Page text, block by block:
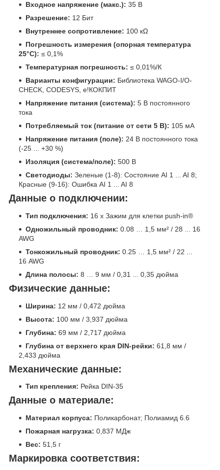
Входное напряжение (макс.): 35 В
Разрешение: 12 Бит
Внутреннее сопротивление: 100 кΩ
Погрешность измерения (опорная температура
25°C): ≤ 0,1%
Температурная погрешность: ≤ 0,01%/К
Варианты конфигурации: Библиотека WAGO-I/O-
CHECK, CODESYS, e!КОКПИТ
Напряжение питания (система): 5 В постоянного
тока
Потребляемый ток (питание от сети 5 В): 105 мА
Напряжение питания (поле): 24 В постоянного тока
(-25 ... +30 %)
Изоляция (система/поле): 500 В
Светодиоды: Зеленые (1-8): Состояние AI 1 ... AI 8;
Красные (9-16): Ошибка AI 1 ... AI 8
Данные о подключении:
Тип подключения: 16 x Зажим для клетки push-in®
Одножильный проводник: 0.08 … 1,5 мм² / 28 ... 16
AWG
Тонкожильный проводник: 0.25 … 1,5 мм² / 22 ...
16 AWG
Длина полосы: 8 … 9 мм / 0,31 ... 0,35 дюйма
Физические данные:
Ширина: 12 мм / 0,472 дюйма
Высота: 100 мм / 3,937 дюйма
Глубина: 69 мм / 2,717 дюйма
Глубина от верхнего края DIN-рейки: 61,8 мм /
2,433 дюйма
Механические данные:
Тип крепления: Рейка DIN-35
Данные о материале:
Материал корпуса: Поликарбонат; Полиамид 6.6
Пожарная нагрузка: 0,837 МДж
Вес: 51,5 г
Маркировка соответствия: